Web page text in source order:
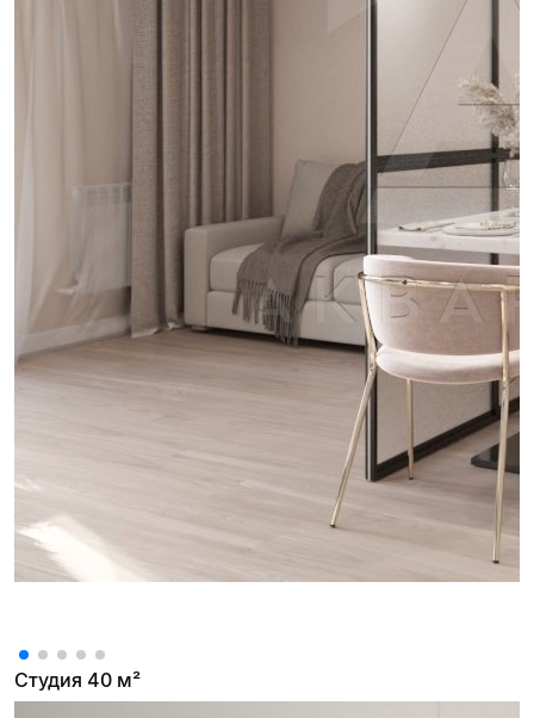
Студия 40 м²